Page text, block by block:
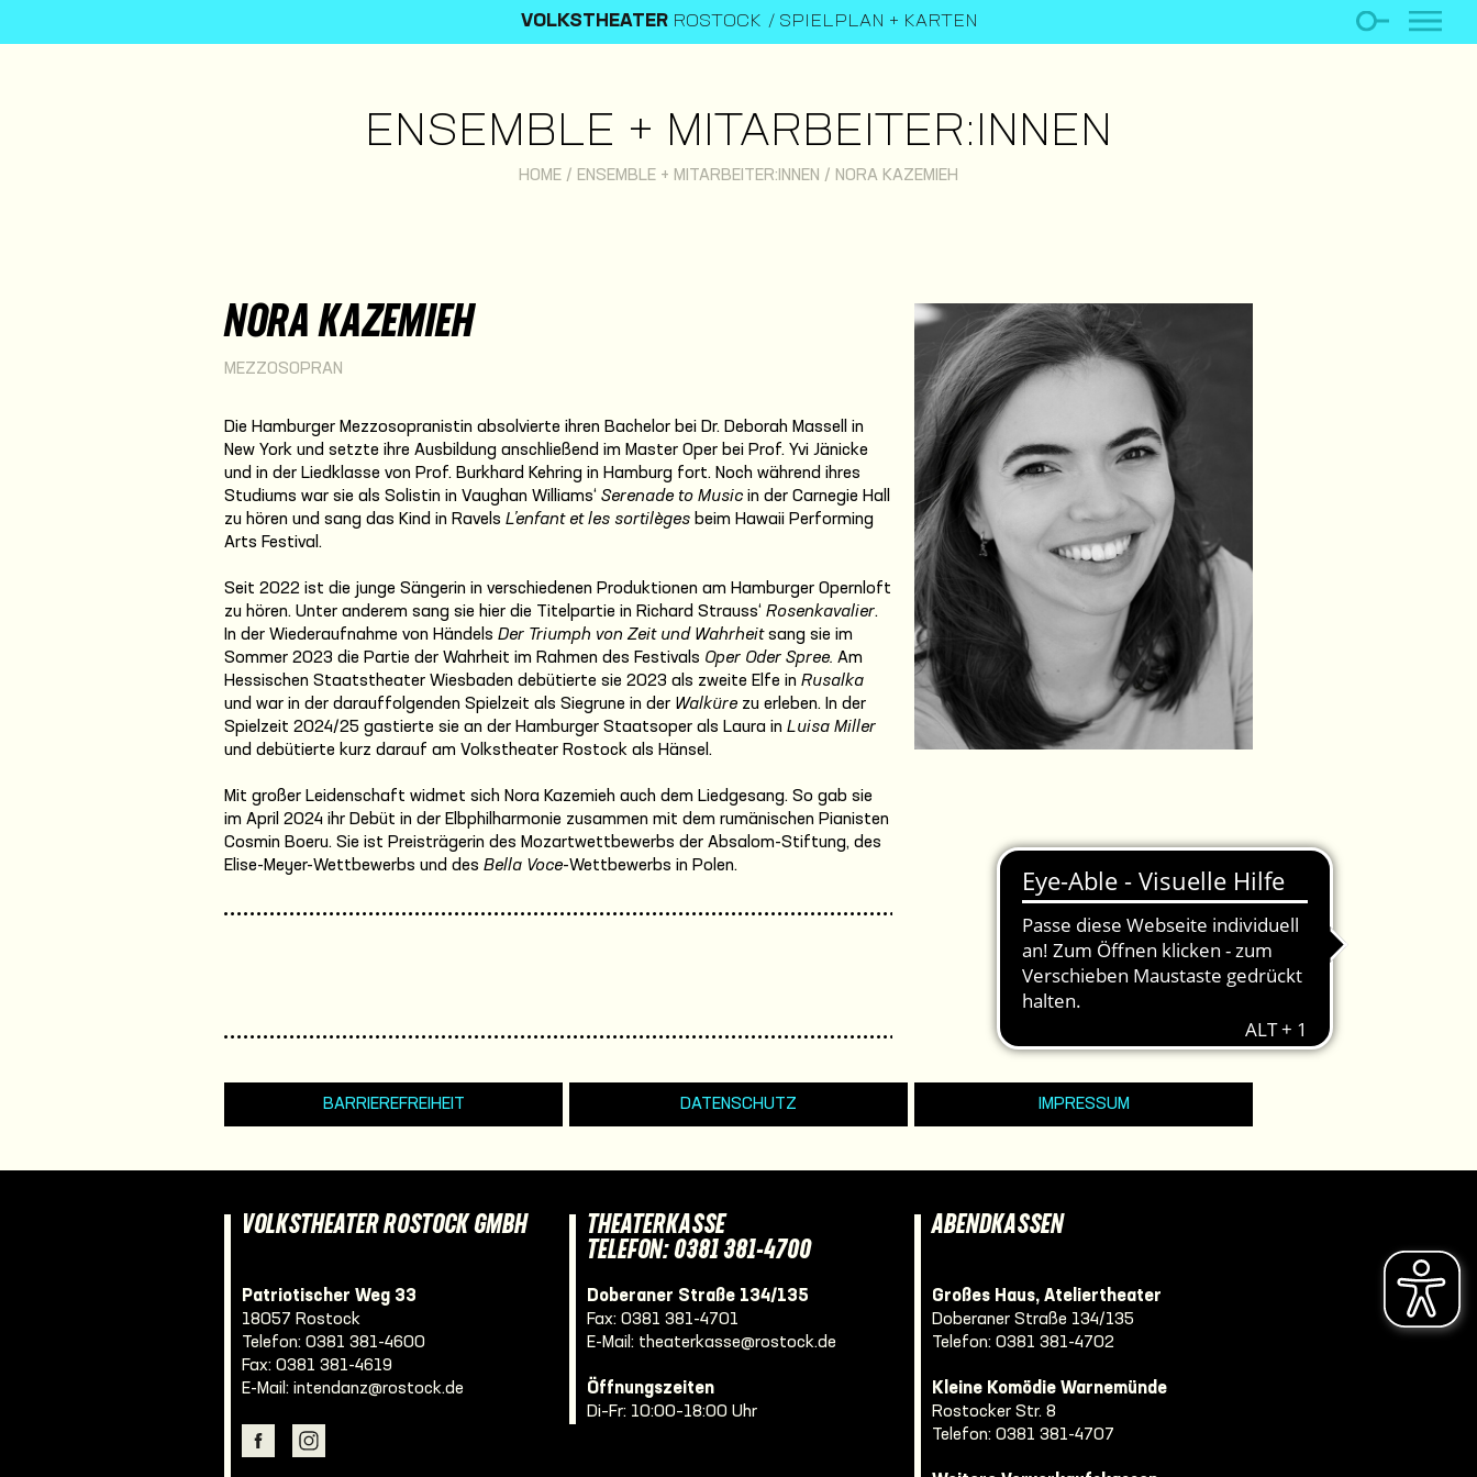
VOLKSTHEATER ROSTOCK SPIELPLAN + KARTEN
ENSEMBLE + MITARBEITER:INNEN
HOME / ENSEMBLE + MITARBEITER:INNEN / NORA KAZEMIEH
NORA KAZEMIEH
MEZZOSOPRAN
Die Hamburger Mezzosopranistin absolvierte ihren Bachelor bei Dr. Deborah Massell in
New York und setzte ihre Ausbildung anschließend im Master Oper bei Prof. Yvi Jänicke
und in der Liedklasse von Prof. Burkhard Kehring in Hamburg fort. Noch während ihres
Studiums war sie als Solistin in Vaughan Williams‘ Serenade to Music in der Carnegie Hall
zu hören und sang das Kind in Ravels L’enfant et les sortilèges beim Hawaii Performing
Arts Festival.
Seit 2022 ist die junge Sängerin in verschiedenen Produktionen am Hamburger Opernloft
zu hören. Unter anderem sang sie hier die Titelpartie in Richard Strauss‘ Rosenkavalier.
In der Wiederaufnahme von Händels Der Triumph von Zeit und Wahrheitsang sie im
Sommer 2023 die Partie der Wahrheit im Rahmen des Festivals Oper Oder Spree. Am
Hessischen Staatstheater Wiesbaden debütierte sie 2023 als zweite Elfe in Rusalka
und war in der darauffolgenden Spielzeit als Siegrune in der Walküre zu erleben. In der
Spielzeit 2024/25 gastierte sie an der Hamburger Staatsoper als Laura in Luisa Miller
und debütierte kurz darauf am Volkstheater Rostock als Hänsel.
Mit großer Leidenschaft widmet sich Nora Kazemieh auch dem Liedgesang. So gab sie
im April 2024 ihr Debüt in der Elbphilharmonie zusammen mit dem rumänischen Pianisten
Cosmin Boeru. Sie ist Preisträgerin des Mozartwettbewerbs der Absalom-Stiftung, des
Elise-Meyer-Wettbewerbs und des Bella Voce-Wettbewerbs in Polen.
BARRIEREFREIHEIT DATENSCHUTZ IMPRESSUM
VOLKSTHEATER ROSTOCK GMBH
Patriotischer Weg 33
18057 Rostock
Telefon: 0381 381-4600
Fax: 0381 381-4619
E-Mail: intendanz@rostock.de
THEATERKASSE
TELEFON: 0381 381-4700
Doberaner Straße 134/135
Fax: 0381 381-4701
E-Mail: theaterkasse@rostock.de
Öffnungszeiten
Di–Fr: 10:00–18:00 Uhr
ABENDKASSEN
Großes Haus, Ateliertheater
Doberaner Straße 134/135
Telefon: 0381 381-4702
Kleine Komödie Warnemünde
Rostocker Str. 8
Telefon: 0381 381-4707